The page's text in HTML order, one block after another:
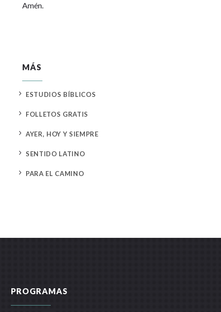
Amén.
MÁS
5 ESTUDIOS BÍBLICOS
5 FOLLETOS GRATIS
5 AYER, HOY Y SIEMPRE
5 SENTIDO LATINO
5 PARA EL CAMINO
PROGRAMAS